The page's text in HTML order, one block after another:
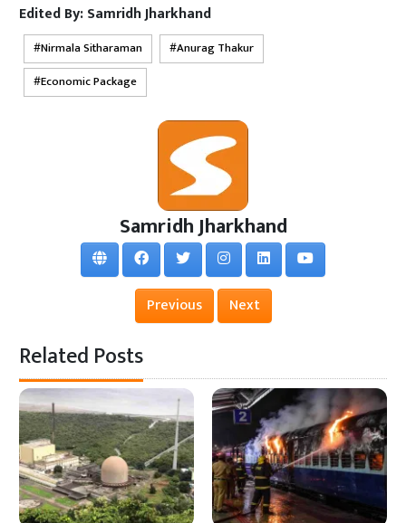
Edited By:Samridh Jharkhand
Nirmala Sitharaman
Anurag Thakur
Economic Package
Samridh Jharkhand
Previous Next
Related Posts